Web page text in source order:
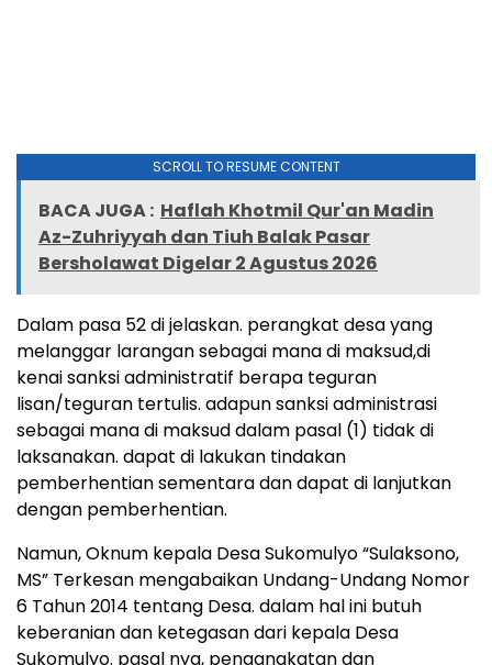
SCROLL TO RESUME CONTENT
BACA JUGA : Haflah Khotmil Qur'an Madin
Az-Zuhriyyah dan Tiuh Balak Pasar
Bersholawat Digelar 2 Agustus 2026
Dalam pasa 52 di jelaskan. perangkat desa yang
melanggar larangan sebagai mana di maksud,di
kenai sanksi administratif berapa teguran
lisan/teguran tertulis. adapun sanksi administrasi
sebagai mana di maksud dalam pasal (1) tidak di
laksanakan. dapat di lakukan tindakan
pemberhentian sementara dan dapat di lanjutkan
dengan pemberhentian.
Namun, Oknum kepala Desa Sukomulyo “Sulaksono,
MS” Terkesan mengabaikan Undang-Undang Nomor
6 Tahun 2014 tentang Desa. dalam hal ini butuh
keberanian dan ketegasan dari kepala Desa
Sukomulyo. pasal nya, pengangkatan dan